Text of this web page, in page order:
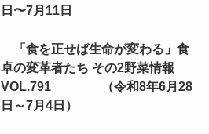
日〜7月11日
「食を正せば生命が変わる」食
卓の変革者たち その2野菜情報
VOL.791 （令和8年6月28
日～7月4日）